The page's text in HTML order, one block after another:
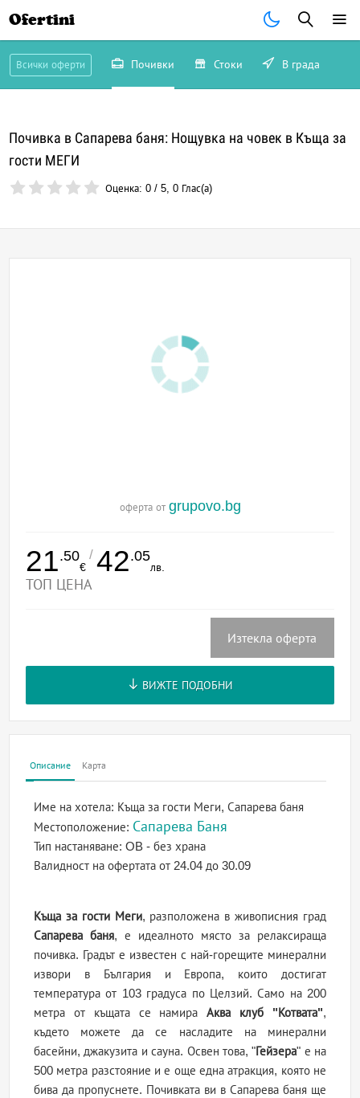
Ofertini
Всички оферти Почивки Стоки В града
Почивка в Сапарева баня: Нощувка на човек в Къща за
гости МЕГИ
Оценка:0 /5,0 Глас(а)
оферта от grupovo.bg
21.50
€
/ 42.05
лв.
ТОП ЦЕНА
Изтекла оферта
ВИЖТЕ ПОДОБНИ
Описание Карта
Име на хотела: Къща за гости Меги, Сапарева баня
Местоположение: Сапарева Баня
Тип настаняване:OB - без храна
Валидност на офертатаот 24.04 до 30.09
Къща за гости Меги, разположена в живописния град
Сапарева баня, е идеалното място за релаксираща
почивка. Градът е известен с най-горещите минерални
извори в България и Европа, които достигат
температура от 103 градуса по Целзий. Само на 200
метра от къщата се намираАква клуб "Котвата",
където можете да се насладите на минерални
басейни, джакузита и сауна. Освен това, "Гейзера" е на
500 метра разстояние и е още една атракция, която не
бива да пропуснете. Почивката ви в Сапарева баня ще